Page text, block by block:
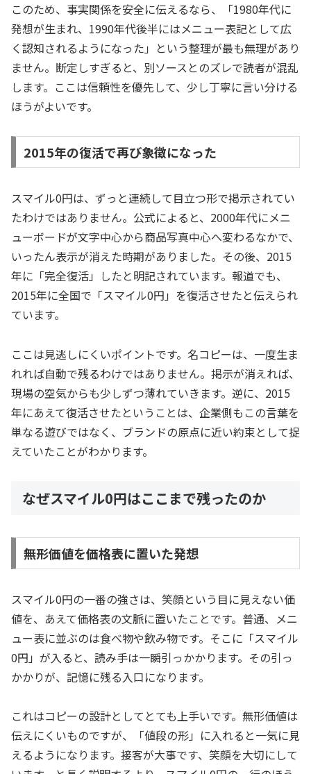
このため、事実関係を安全に伝えるなら、「1980年代に
発想が生まれ、1990年代後半にはメニュー表記として広
く認知されるようになった」という整理が最も無理があり
ません。断定しすぎると、別ソースとのズレで読者が混乱
します。ここは信頼性を優先して、少し丁寧に言い分ける
ほうがよいです。
2015年の復活で再び象徴になった
スマイル0円は、ずっと連続して目立つ形で掲示されてい
たわけではありません。公式によると、2000年代にメニ
ューボードが文字中心から商品写真中心へ変わるなかで、
いったん表示が消えた時期がありました。その後、2015
年に「完全復活」したと明記されています。報道でも、
2015年に全国で「スマイル0円」を復活させたと伝えられ
ています。
ここは見逃しにくいポイントです。名コピーは、一度生ま
れれば自動で残るわけではありません。掲示が消えれば、
現場の空気からも少しずつ薄れていきます。逆に、2015
年にあえて復活させたということは、企業側もこの言葉を
単なる遊びではなく、ブランドの原点に近い約束として捉
えていたことがわかります。
なぜスマイル0円はここまで残ったのか
無形価値を価格表に置いた発想
スマイル0円の一番の強さは、笑顔という目に見えない価
値を、あえて価格表の文脈に置いたことです。普通、メニ
ュー表に並ぶのは食べ物や飲み物です。そこに「スマイル
0円」が入ると、読み手は一瞬引っかかります。その引っ
かかりが、記憶に残る入口になります。
これはコピーの設計としてとても上手いです。無形価値は
伝えにくいものですが、「値段の形」に入れると一気に見
えるようになります。接客が大事です、笑顔を大切にして